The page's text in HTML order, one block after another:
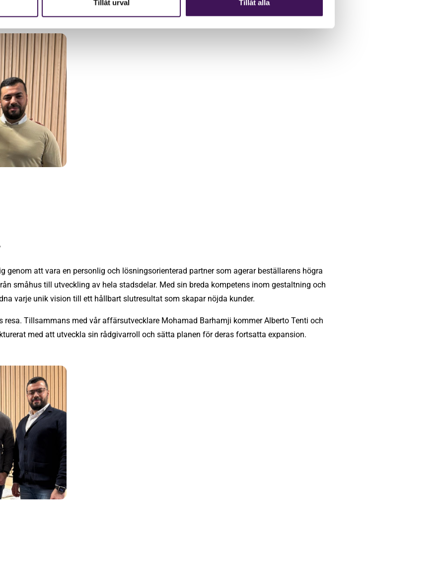
Tillåt urval Tillåt alla
och expansion.
genom att vara en personlig och lösningsorienterad partner som agerar beställarens högra
småhus till utveckling av hela stadsdelar. Med sin breda kompetens inom gestaltning och
varje unik vision till ett hållbart slutresultat som skapar nöjda kunder.
resa. Tillsammans med vår affärsutvecklare Mohamad Barhamji kommer Alberto Tenti och
med att utveckla sin rådgivarroll och sätta planen för deras fortsatta expansion.